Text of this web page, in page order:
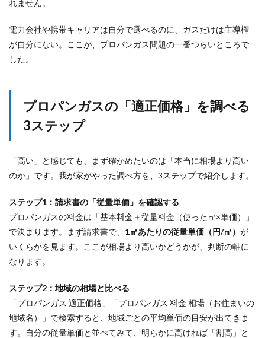
れません。
電力会社や携帯キャリアは自分で選べるのに、ガスだけは主導権
が自分にない。ここが、プロパンガス問題の一番つらいところで
した。
プロパンガスの「適正価格」を調べる
3ステップ
「高い」と感じても、まず確かめたいのは「本当に相場より高い
のか」です。我が家がやった調べ方を、3ステップで紹介します。
ステップ1：請求書の「従量単価」を確認する
プロパンガスの料金は「基本料金＋従量料金（使った㎥×単価）」
で決まります。まず請求書で、 1㎥あたりの従量単価（円/㎥） が
いくらかを見ます。ここが相場より高いかどうかが、判断の軸に
なります。
ステップ2：地域の相場と比べる
「プロパンガス 適正価格」「プロパンガス 料金 相場（お住まいの
地域名）」で検索すると、地域ごとの平均単価の目安が出てきま
す。自分の従量単価と並べてみて、明らかに高ければ「割高」と